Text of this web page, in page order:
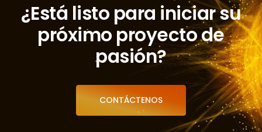
¿Está listo para iniciar su
próximo proyecto de
pasión?
CONTÁCTENOS